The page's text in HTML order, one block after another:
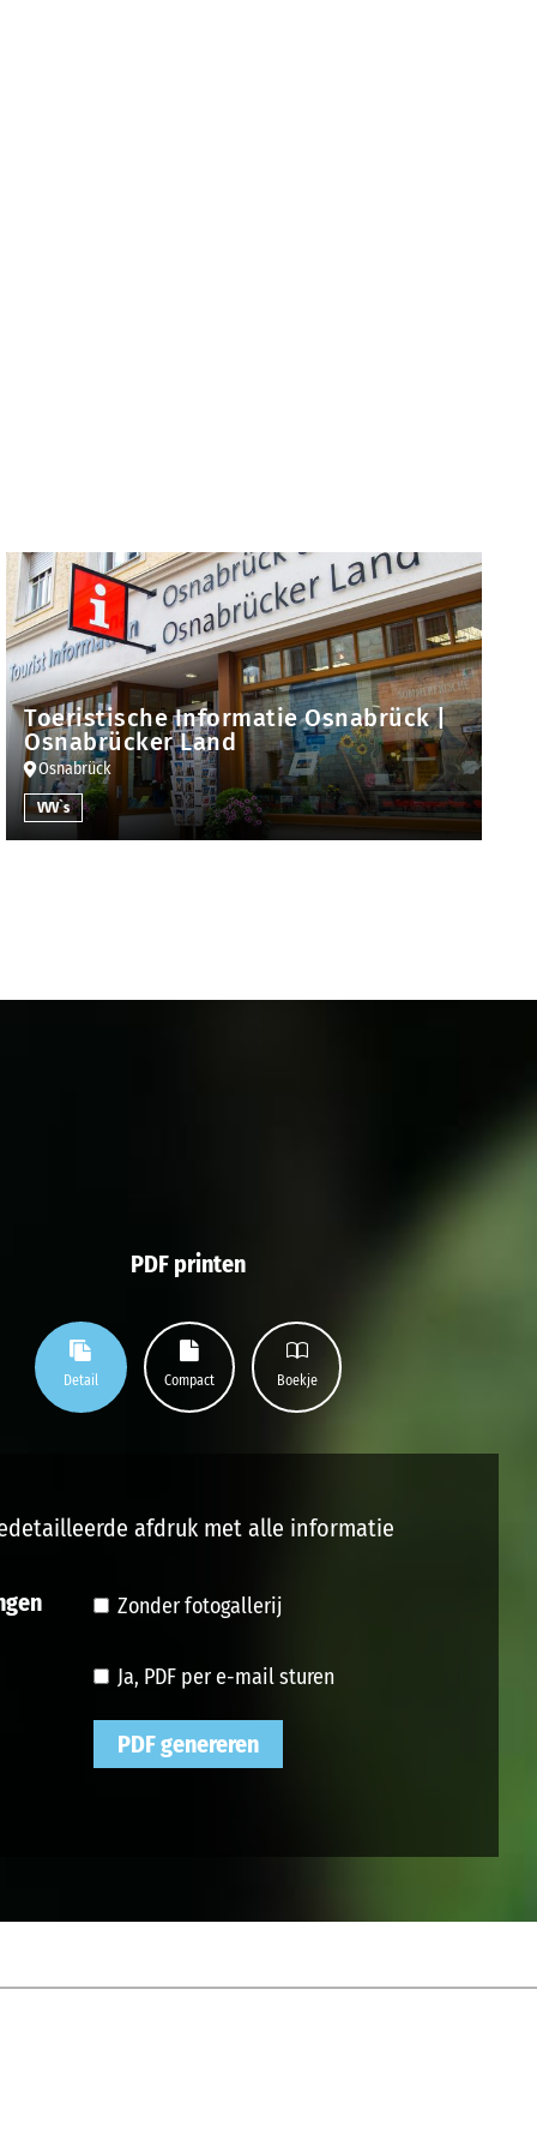
Toeristische Informatie Osnabrück |
Osnabrücker Land
Osnabrück
VVV`s
PDF printen
Detail Compact Boekje
afdruk met alle informatie
Zonder fotogallerij
Ja, PDF per e-mail sturen
PDF genereren